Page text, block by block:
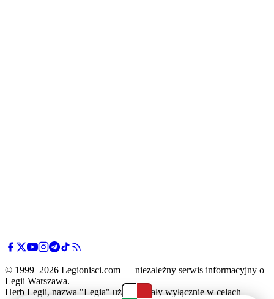
© 1999–2026 Legionisci.com — niezależny serwis informacyjny o
Legii Warszawa.
Herb Legii, nazwa "Legia" użyte zostały wyłącznie w celach